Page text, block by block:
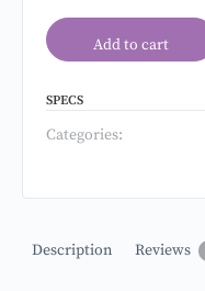
Add to cart
SPECS
Categories:
Description Reviews